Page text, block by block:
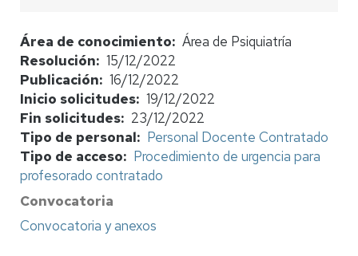
Área de conocimiento
Área de Psiquiatría
Resolución
15/12/2022
Publicación
16/12/2022
Inicio solicitudes 19/12/2022
Fin solicitudes
23/12/2022
Tipo de personal
Personal Docente Contratado
Tipo de acceso
Procedimiento de urgencia para
profesorado contratado
Convocatoria
Convocatoria y anexos